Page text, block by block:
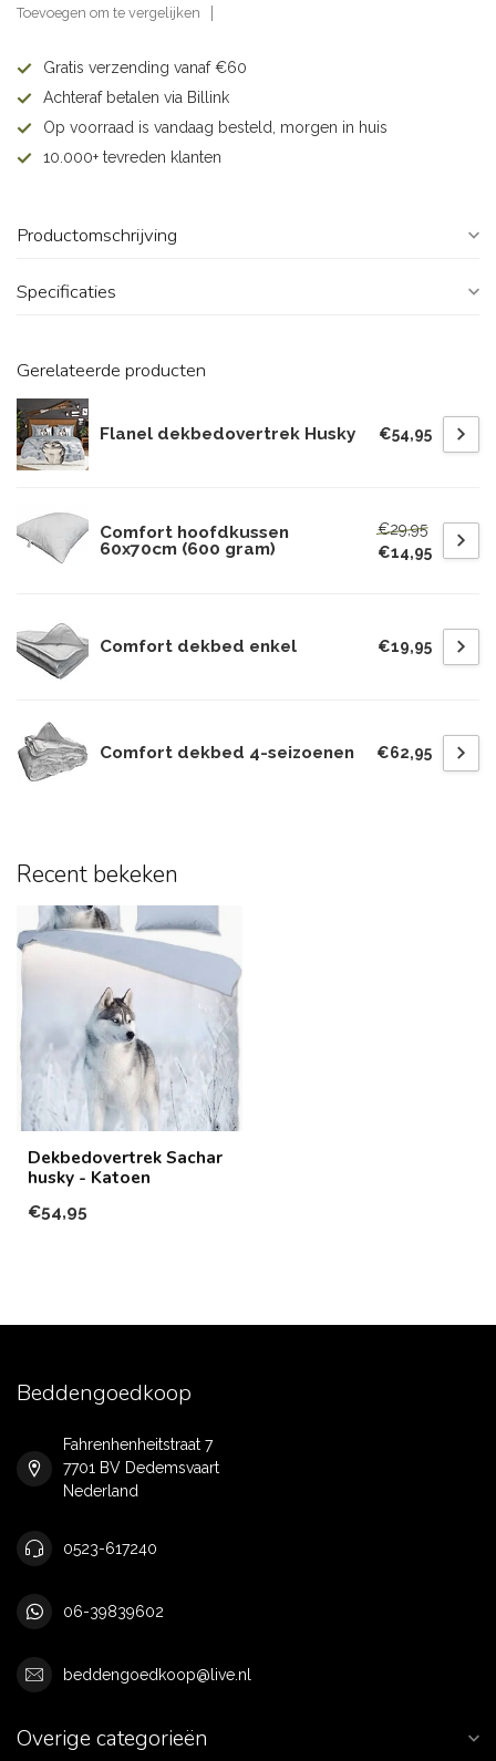
Toevoegen om te vergelijken
Gratis verzending vanaf €60
Achteraf betalen via Billink
Op voorraad is vandaag besteld, morgen in huis
10.000+ tevreden klanten
Productomschrijving
Specificaties
Gerelateerde producten
Flanel dekbedovertrek Husky €54,95
Comfort hoofdkussen
60x70cm (600 gram)
€29,95
€14,95
Comfort dekbed enkel €19,95
Comfort dekbed 4-seizoenen €62,95
Recent bekeken
Dekbedovertrek Sachar
husky - Katoen
€54,95
Beddengoedkoop
Fahrenhenheitstraat 7
7701 BV Dedemsvaart
Nederland
0523-617240
06-39839602
beddengoedkoop@live.nl
Overige categorieën